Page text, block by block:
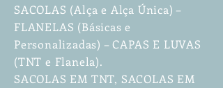
SACOLAS (Alça e Alça Única) –
FLANELAS (Básicas e
Personalizadas) – CAPAS E LUVAS
(TNT e Flanela).
SACOLAS EM TNT, SACOLAS EM